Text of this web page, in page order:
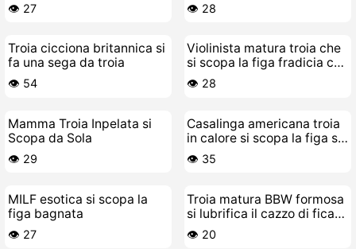
👁️ 27 👁️ 28
Troia cicciona britannica si
fa una sega da troia
👁️ 54
Violinista matura troia che
si scopa la figa fradicia col
violino
👁️ 28
Mamma Troia Inpelata si
Scopa da Sola
👁️ 29
Casalinga americana troia
in calore si scopa la figa sul
divano
👁️ 35
MILF esotica si scopa la
figa bagnata
👁️ 27
Troia matura BBW formosa
si lubrifica il cazzo di fica
grassa e si scopa da sola
👁️ 20